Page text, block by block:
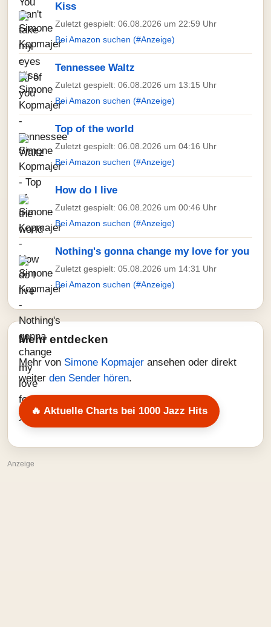
Kiss
Zuletzt gespielt: 06.08.2026 um 22:59 Uhr
Bei Amazon suchen (#Anzeige)
Tennessee Waltz
Zuletzt gespielt: 06.08.2026 um 13:15 Uhr
Bei Amazon suchen (#Anzeige)
Top of the world
Zuletzt gespielt: 06.08.2026 um 04:16 Uhr
Bei Amazon suchen (#Anzeige)
How do I live
Zuletzt gespielt: 06.08.2026 um 00:46 Uhr
Bei Amazon suchen (#Anzeige)
Nothing's gonna change my love for you
Zuletzt gespielt: 05.08.2026 um 14:31 Uhr
Bei Amazon suchen (#Anzeige)
Mehr entdecken
Mehr von Simone Kopmajer ansehen oder direkt
weiter den Sender hören.
🔥 Aktuelle Charts bei 1000 Jazz Hits
Anzeige